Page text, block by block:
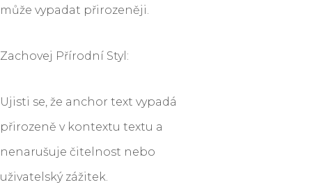
může vypadat přirozeněji.
Zachovej Přírodní Styl:
Ujisti se, že anchor text vypadá
přirozeně v kontextu textu a
nenarušuje čitelnost nebo
uživatelský zážitek.